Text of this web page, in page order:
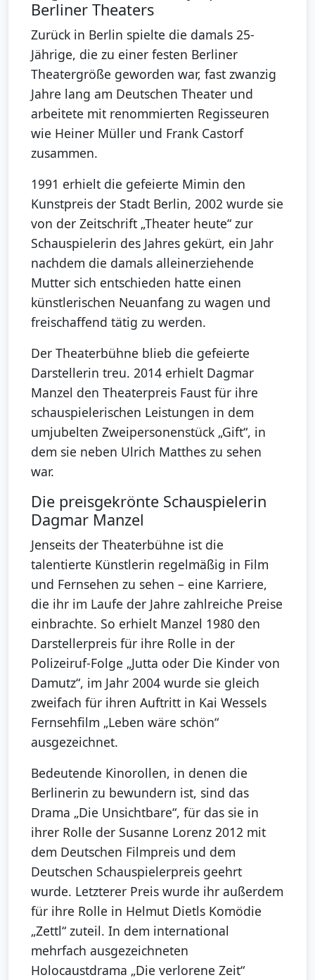
Berliner Theaters
Zurück in Berlin spielte die damals 25-
Jährige, die zu einer festen Berliner
Theatergröße geworden war, fast zwanzig
Jahre lang am Deutschen Theater und
arbeitete mit renommierten Regisseuren
wie Heiner Müller und Frank Castorf
zusammen.
1991 erhielt die gefeierte Mimin den
Kunstpreis der Stadt Berlin, 2002 wurde sie
von der Zeitschrift „Theater heute“ zur
Schauspielerin des Jahres gekürt, ein Jahr
nachdem die damals alleinerziehende
Mutter sich entschieden hatte einen
künstlerischen Neuanfang zu wagen und
freischaffend tätig zu werden.
Der Theaterbühne blieb die gefeierte
Darstellerin treu. 2014 erhielt Dagmar
Manzel den Theaterpreis Faust für ihre
schauspielerischen Leistungen in dem
umjubelten Zweipersonenstück „Gift“, in
dem sie neben Ulrich Matthes zu sehen
war.
Die preisgekrönte Schauspielerin
Dagmar Manzel
Jenseits der Theaterbühne ist die
talentierte Künstlerin regelmäßig in Film
und Fernsehen zu sehen – eine Karriere,
die ihr im Laufe der Jahre zahlreiche Preise
einbrachte. So erhielt Manzel 1980 den
Darstellerpreis für ihre Rolle in der
Polizeiruf-Folge „Jutta oder Die Kinder von
Damutz“, im Jahr 2004 wurde sie gleich
zweifach für ihren Auftritt in Kai Wessels
Fernsehfilm „Leben wäre schön“
ausgezeichnet.
Bedeutende Kinorollen, in denen die
Berlinerin zu bewundern ist, sind das
Drama „Die Unsichtbare“, für das sie in
ihrer Rolle der Susanne Lorenz 2012 mit
dem Deutschen Filmpreis und dem
Deutschen Schauspielerpreis geehrt
wurde. Letzterer Preis wurde ihr außerdem
für ihre Rolle in Helmut Dietls Komödie
„Zettl“ zuteil. In dem international
mehrfach ausgezeichneten
Holocaustdrama „Die verlorene Zeit“